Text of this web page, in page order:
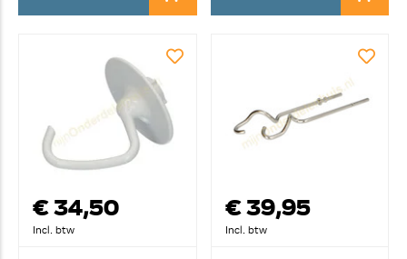
€ 34,50
Incl. btw
€ 39,95
Incl. btw